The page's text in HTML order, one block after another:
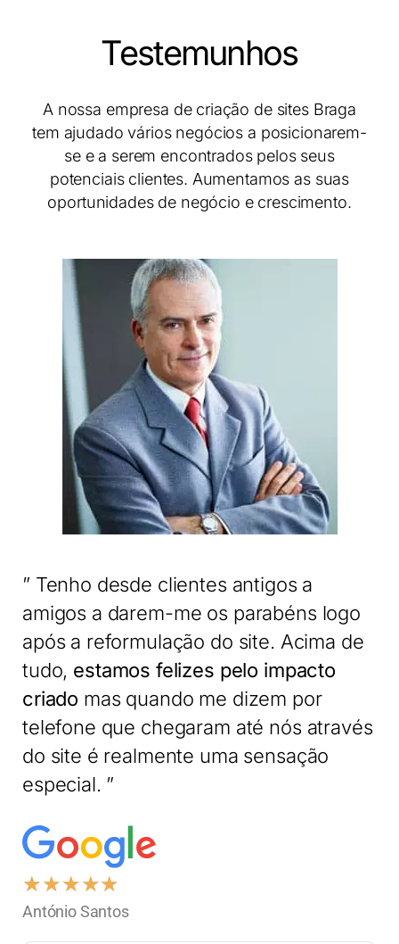
Testemunhos
A nossa empresa de criação de sites Braga
tem ajudado vários negócios a posicionarem-
se e a serem encontrados pelos seus
potenciais clientes. Aumentamos as suas
oportunidades de negócio e crescimento.
” Tenho desde clientes antigos a
amigos a darem-me os parabéns logo
após a reformulação do site. Acima de
tudo, estamos felizes pelo impacto
criado mas quando me dizem por
telefone que chegaram até nós através
do site é realmente uma sensação
especial. ”
★★★★★
António Santos